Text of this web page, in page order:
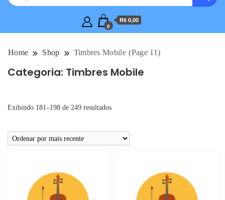
0
R$ 0,00
Home Shop Timbres Mobile (Page 11)
Categoria: Timbres Mobile
Exibindo 181–198 de 249 resultados